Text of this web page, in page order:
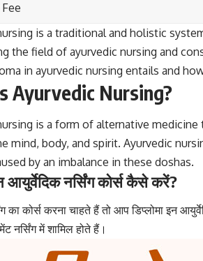
is a traditional and holistic
the field of ayurvedic nursing and
in ayurvedic nursing entails and
Ayurvedic Nursing?
is a form of alternative
mind, body, and spirit. Ayurvedic
by an imbalance in these doshas.
आयुर्वेदिक नर्सिंग कोर्स कैसे करें?
का कोर्स करना चाहते हैं तो आप डिप्लोमा इन
नर्सिंग में शामिल होते हैं।